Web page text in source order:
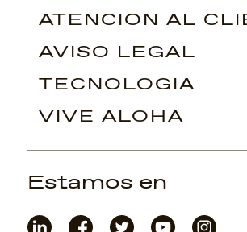
ATENCIÓN AL
AVISO LEGAL
TECNOLOGÍA
VIVE ALOHA
Estamos en